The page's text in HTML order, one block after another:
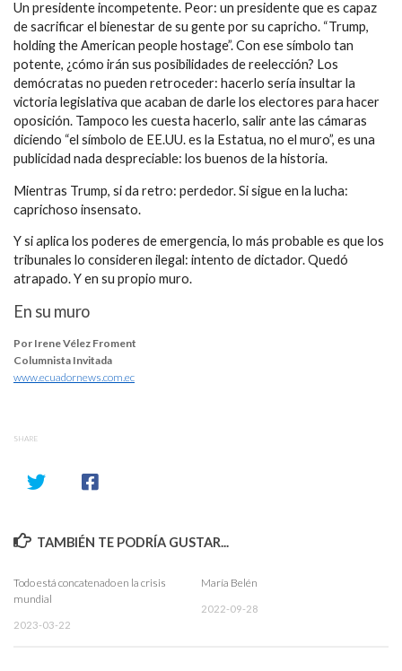
Un presidente incompetente. Peor: un presidente que es capaz
de sacrificar el bienestar de su gente por su capricho. “Trump,
holding the American people hostage”. Con ese símbolo tan
potente, ¿cómo irán sus posibilidades de reelección? Los
demócratas no pueden retroceder: hacerlo sería insultar la
victoria legislativa que acaban de darle los electores para hacer
oposición. Tampoco les cuesta hacerlo, salir ante las cámaras
diciendo “el símbolo de EE.UU. es la Estatua, no el muro”, es una
publicidad nada despreciable: los buenos de la historia.
Mientras Trump, si da retro: perdedor. Si sigue en la lucha:
caprichoso insensato.
Y si aplica los poderes de emergencia, lo más probable es que los
tribunales lo consideren ilegal: intento de dictador. Quedó
atrapado. Y en su propio muro.
En su muro
Por Irene Vélez Froment
Columnista Invitada
www.ecuadornews.com.ec
SHARE
TAMBIÉN TE PODRÍA GUSTAR...
Todo está concatenado en la crisis
mundial
2023-03-22
María Belén
2022-09-28